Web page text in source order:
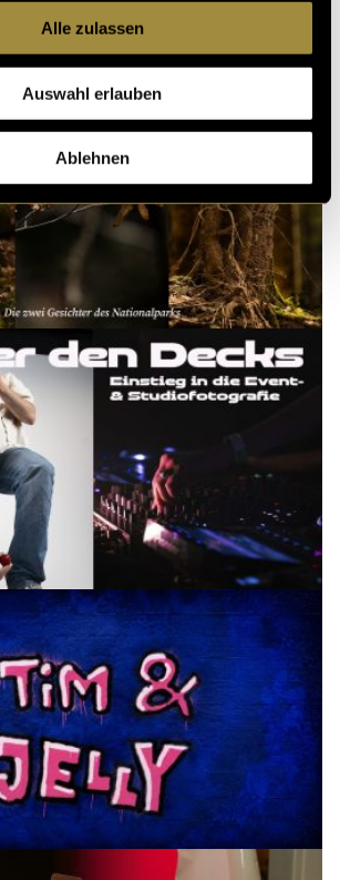
Alle zulassen
Auswahl erlauben
Ablehnen